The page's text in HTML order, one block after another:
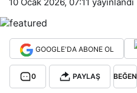
GOOGLE'DA ABONE OL
0 PAYLAŞ BEĞEN
oloji’
den Varsayılana